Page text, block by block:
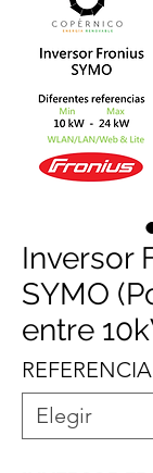
Inversor
SYMO
entre
REFERENCIA